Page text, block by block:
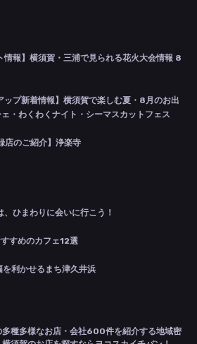
情報】横須賀・三浦で見られる花火大会情報 8
ップ新着情報】横須賀で楽しむ夏・8月のお出
・わくわくナイト・シーマスカットフェス
店のご紹介】浄楽寺
、ひまわりに会いに行こう！
すめのカフェ12選
を利かせるまち津久井浜
多種多様なお店・会社600件を紹介する地域密